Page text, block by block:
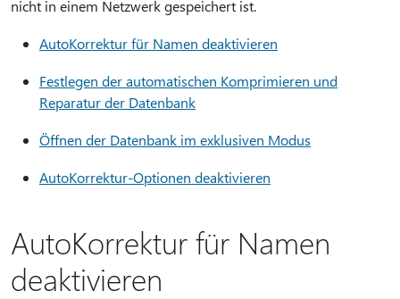
nicht in einem Netzwerk gespeichert ist.
AutoKorrektur für Namen deaktivieren
Festlegen der automatischen Komprimieren und
Reparatur der Datenbank
Öffnen der Datenbank im exklusiven Modus
AutoKorrektur-Optionen deaktivieren
AutoKorrektur für Namen
deaktivieren